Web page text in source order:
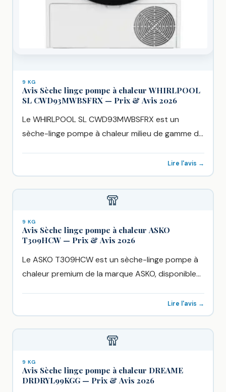
9 KG
Avis Sèche linge pompe à chaleur WHIRLPOOL
SL CWD93MWBSFRX — Prix & Avis 2026
Le WHIRLPOOL SL CWD93MWBSFRX est un
sèche-linge pompe à chaleur milieu de gamme de
Lire l'avis →
🧣
9 KG
Avis Sèche linge pompe à chaleur ASKO
T309HCW — Prix & Avis 2026
Le ASKO T309HCW est un sèche-linge pompe à
chaleur premium de la marque ASKO, disponible
Lire l'avis →
🧣
9 KG
Avis Sèche linge pompe à chaleur DREAME
DRDRYL99KGG — Prix & Avis 2026